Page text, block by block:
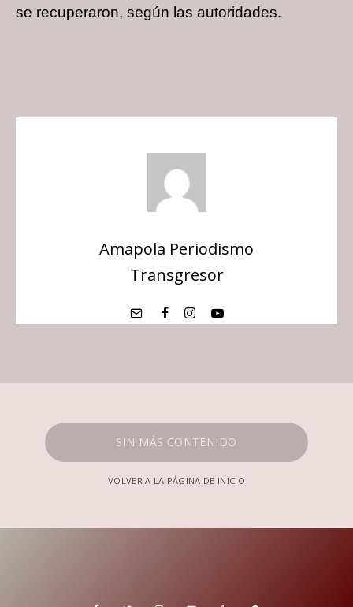
se recuperaron, según las autoridades.
Amapola Periodismo
Transgresor
SIN MÁS CONTENIDO
VOLVER A LA PÁGINA DE INICIO